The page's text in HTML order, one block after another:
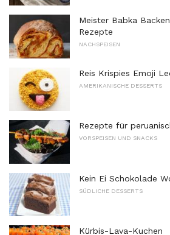
Meister Babka
Rezepte
NACHSPEISEN
Reis Krispies Emoji
AMERIKANISCHE DESSERTS
Rezepte für
VORSPEISEN UND SNACKS
Kein Ei Schokolade
SÜDLICHE DESSERTS
Kürbis-Lava-Kuchen